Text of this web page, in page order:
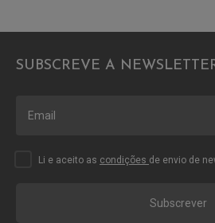
SUBSCREVE A
Subscrever
Li e aceito as condições de envio de